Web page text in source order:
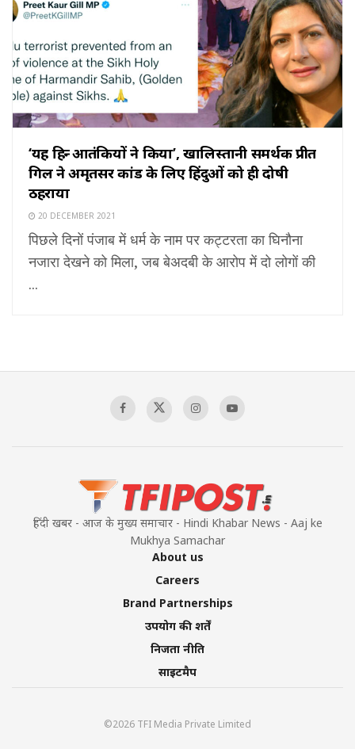
‘यह हिन्दू आतंकियों ने किया’, खालिस्तानी समर्थक प्रीत
गिल ने अमृतसर कांड के लिए हिंदुओं को ही दोषी
ठहराया
20 DECEMBER 2021
पिछले दिनों पंजाब में धर्म के नाम पर कट्टरता का घिनौना
नजारा देखने को मिला, जब बेअदबी के आरोप में दो लोगों की
...
हिंदी खबर - आज के मुख्य समाचार - Hindi Khabar News - Aaj ke
Mukhya Samachar
About us
Careers
Brand Partnerships
उपयोग की शर्तें
निजता नीति
साइटमैप
©2026 TFI Media Private Limited